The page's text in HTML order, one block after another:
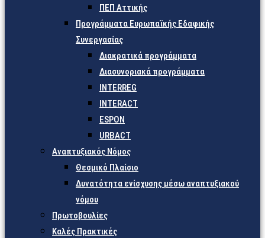
ΠΕΠ Αττικής
Προγράμματα Ευρωπαϊκής Εδαφικής
Συνεργασίας
Διακρατικά προγράμματα
Διασυνοριακά προγράμματα
INTERREG
INTERACT
ESPON
URBACT
Αναπτυξιακός Νόμος
Θεσμικό Πλαίσιο
Δυνατότητα ενίσχυσης μέσω αναπτυξιακού
νόμου
Πρωτοβουλίες
Καλές Πρακτικές